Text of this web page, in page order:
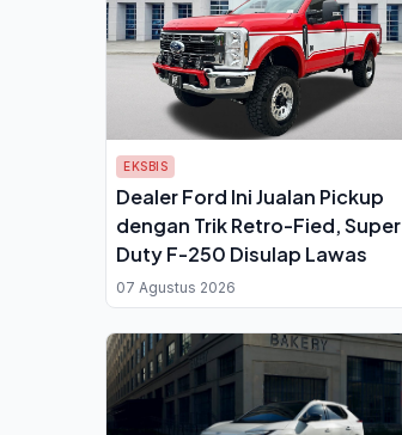
EKSBIS
Dealer Ford Ini Jualan Pickup
dengan Trik Retro-Fied, Super
Duty F-250 Disulap Lawas
07 Agustus 2026